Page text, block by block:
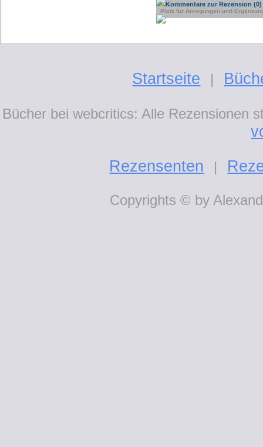
Kommentare zur Rezension (0)
Platz für Anregungen und
Startseite |
Bücher bei webcritics: Alle Rezensionen
Rezensenten
|
Copyrights © by